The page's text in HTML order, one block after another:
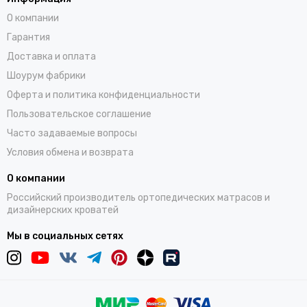
О компании
Гарантия
Доставка и оплата
Шоурум фабрики
Оферта и политика конфиденциальности
Пользовательское соглашение
Часто задаваемые вопросы
Условия обмена и возврата
О компании
Российский производитель ортопедических матрасов и
дизайнерских кроватей
Мы в социальных сетях